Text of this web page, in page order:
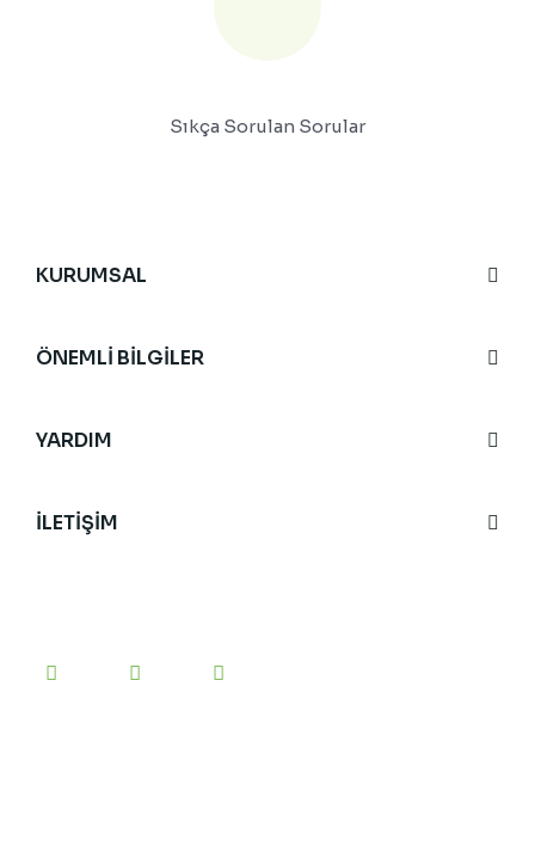
Sıkça Sorulan Sorular
KURUMSAL
ÖNEMLİ BİLGİLER
YARDIM
İLETİŞİM